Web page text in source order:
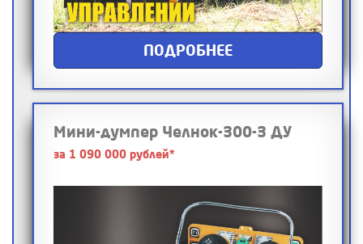
ПОДРОБНЕЕ
Мини-думпер Челнок-300-3 ДУ
за 1 090 000 рублей*